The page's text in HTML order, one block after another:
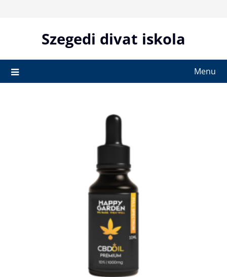
Szegedi divat iskola
Menu